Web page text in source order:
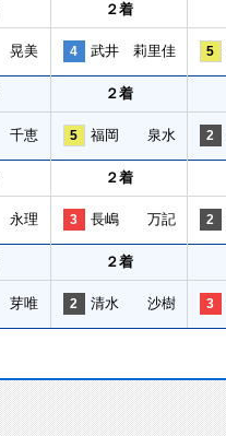
２着
美 4 武井 莉里佳 5
２着
恵 5 福岡 泉水 2
２着
理 3 長嶋 万記 2
２着
唯 2 清水 沙樹 3